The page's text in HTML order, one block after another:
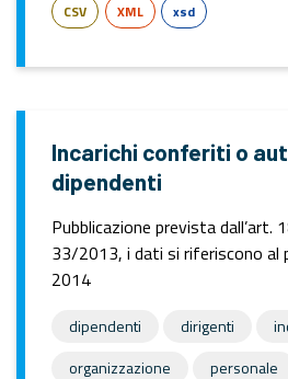
CSV XML xsd
Incarichi conferiti o
dipendenti
Pubblicazione prevista dall’art.
33/2013, i dati si riferiscono al
2014
dipendenti dirigenti
organizzazione
personale